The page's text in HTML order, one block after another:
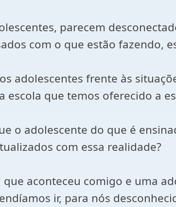
parecem
com o que estão fazendo,
adolescentes frente às
que temos oferecido a
o adolescente do que é
com essa realidade?
aconteceu comigo e uma
ir, para nós